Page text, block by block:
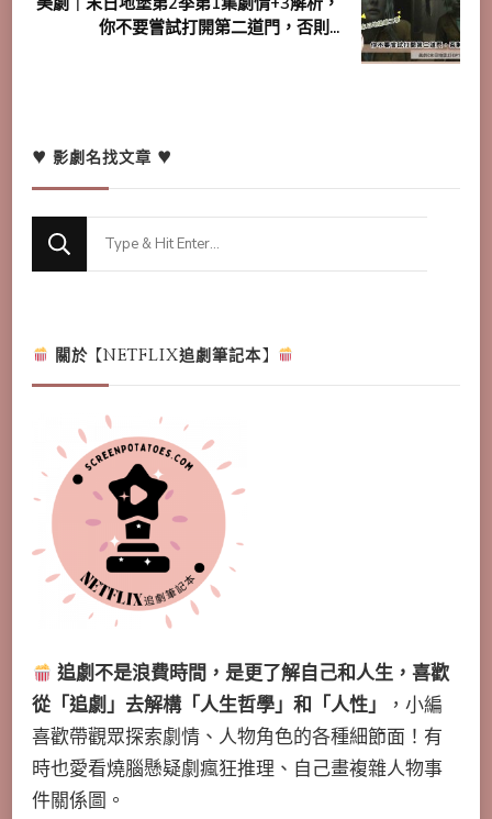
你不要嘗試打開第二道門，否則...
♥ 影劇名找文章 ♥
Looking
關於【NETFLIX追劇筆記本】
追劇不是浪費時間，是更了解自己和人生，喜歡
從「追劇」去解構「人生哲學」和「人性」
，小編
喜歡帶觀眾探索劇情、人物角色的各種細節面！有
時也愛看燒腦懸疑劇瘋狂推理、自己畫複雜人物事
件關係圖。